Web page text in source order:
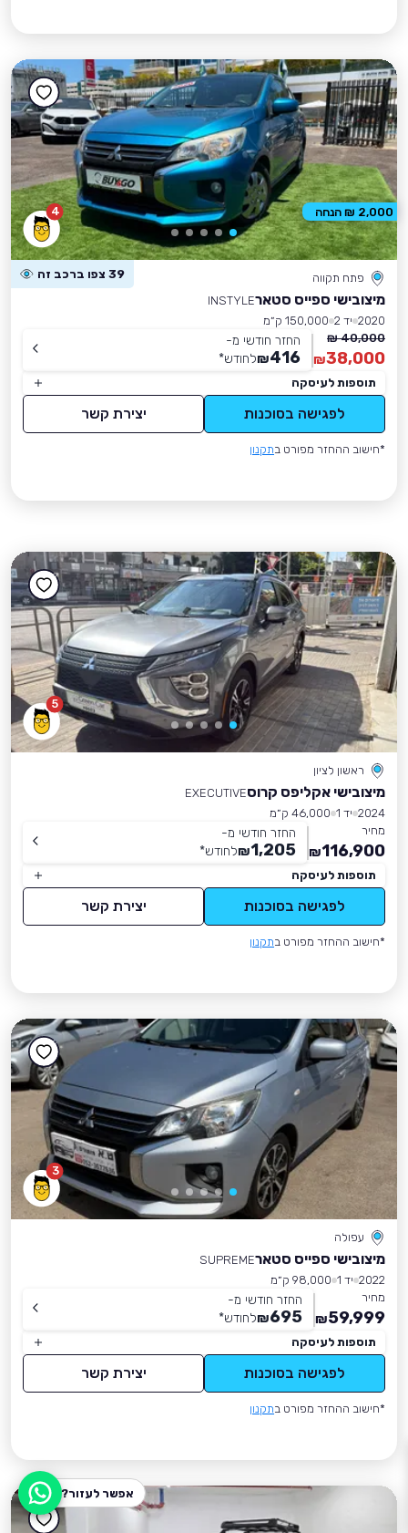
4
פתח תקווה 39 צפו ברכב זה
מיצובישי ספייס סטארINSTYLE
2020 יד 2
150,000 ק״מ
40,000 ₪
38,000
₪
החזר חודשי מ-
416
₪לחודש*
תוספות לעיסקה
לפגישה בסוכנות יצירת קשר
*חישוב ההחזר מפורט בתקנון
2,000 ₪ הנחה
5
ראשון לציון
מיצובישי אקליפס קרוסEXECUTIVE
2024 יד 1
46,000 ק״מ
מחיר
116,900
₪
החזר חודשי מ-
1,205
₪לחודש*
תוספות לעיסקה
לפגישה בסוכנות יצירת קשר
*חישוב ההחזר מפורט בתקנון
3
עפולה
מיצובישי ספייס סטארSUPREME
2022 יד 1
98,000 ק״מ
מחיר
59,999
₪
החזר חודשי מ-
695
₪לחודש*
תוספות לעיסקה
לפגישה בסוכנות יצירת קשר
*חישוב ההחזר מפורט בתקנון
אפשר לעזור?